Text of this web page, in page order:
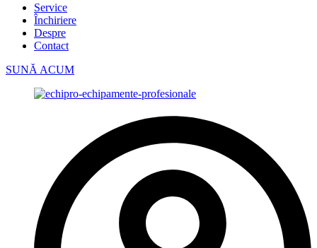
Service
Închiriere
Despre
Contact
SUNĂ ACUM